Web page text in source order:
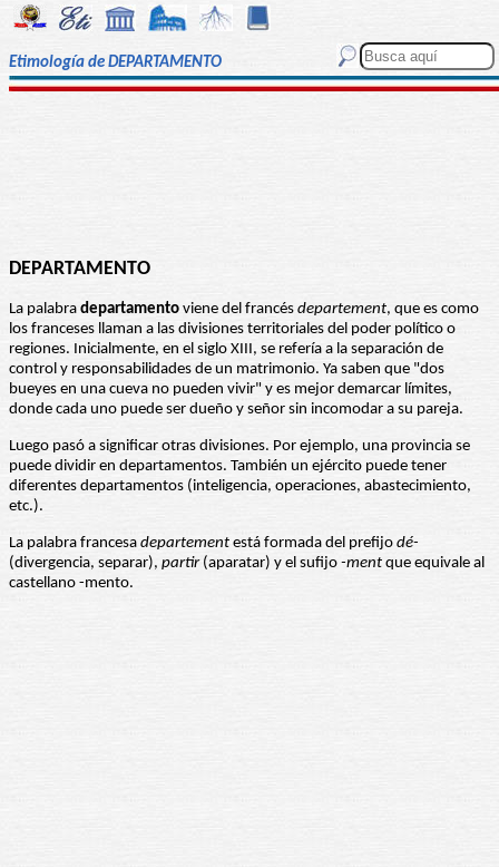
Etimología de DEPARTAMENTO
DEPARTAMENTO
La palabra departamento viene del francés departement, que es como
los franceses llaman a las divisiones territoriales del poder político o
regiones. Inicialmente, en el siglo XIII, se refería a la separación de
control y responsabilidades de un matrimonio. Ya saben que "dos
bueyes en una cueva no pueden vivir" y es mejor demarcar límites,
donde cada uno puede ser dueño y señor sin incomodar a su pareja.
Luego pasó a significar otras divisiones. Por ejemplo, una provincia se
puede dividir en departamentos. También un ejército puede tener
diferentes departamentos (inteligencia, operaciones, abastecimiento,
etc.).
La palabra francesa departement está formada del prefijo dé-
(divergencia, separar), partir(aparatar) y el sufijo -ment que equivale al
castellano -mento.